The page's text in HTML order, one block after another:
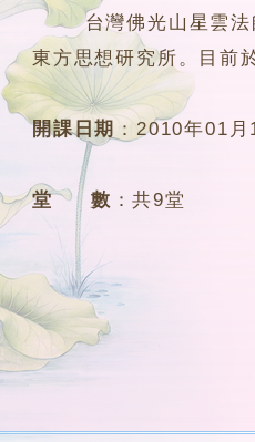
台灣佛光山星雲法師
東方思想研究所。目前
開課日期 ：2010年01月
堂 數 ：共9堂